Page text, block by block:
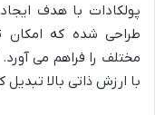
پولکادات با هدف
طراحی شده که امکان
با ارزش ذاتی بالا